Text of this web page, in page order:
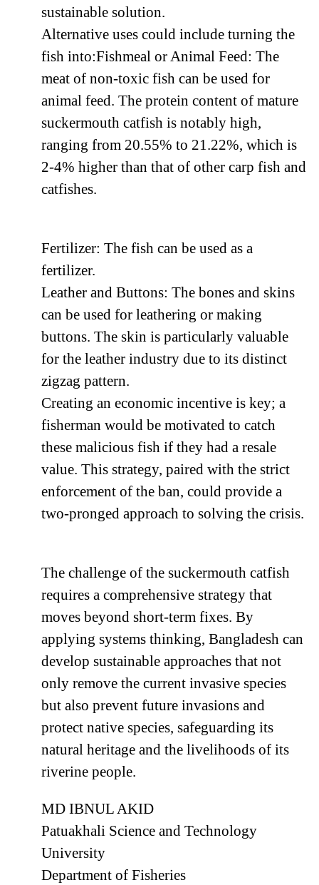
sustainable solution.
Alternative uses could include turning the
fish into:Fishmeal or Animal Feed: The
meat of non-toxic fish can be used for
animal feed. The protein content of mature
suckermouth catfish is notably high,
ranging from 20.55% to 21.22%, which is
2-4% higher than that of other carp fish and
catfishes.
Fertilizer: The fish can be used as a
fertilizer.
Leather and Buttons: The bones and skins
can be used for leathering or making
buttons. The skin is particularly valuable
for the leather industry due to its distinct
zigzag pattern.
Creating an economic incentive is key; a
fisherman would be motivated to catch
these malicious fish if they had a resale
value. This strategy, paired with the strict
enforcement of the ban, could provide a
two-pronged approach to solving the crisis.
The challenge of the suckermouth catfish
requires a comprehensive strategy that
moves beyond short-term fixes. By
applying systems thinking, Bangladesh can
develop sustainable approaches that not
only remove the current invasive species
but also prevent future invasions and
protect native species, safeguarding its
natural heritage and the livelihoods of its
riverine people.
MD IBNUL AKID
Patuakhali Science and Technology
University
Department of Fisheries